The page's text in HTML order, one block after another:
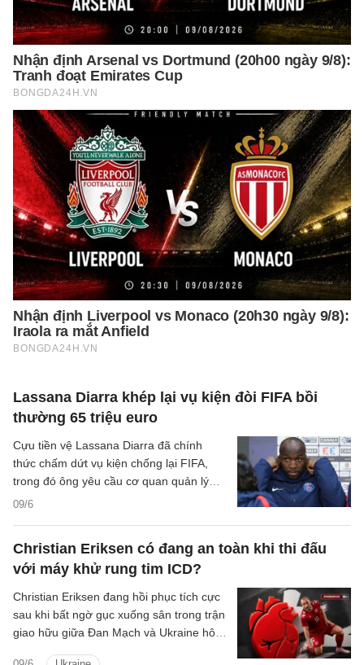
Lassana Diarra khép lại vụ kiện đòi FIFA bồi
thường 65 triệu euro
09/6
Cựu tiền vệ Lassana Diarra đã chính
thức chấm dứt vụ kiện chống lại FIFA,
trong đó ông yêu cầu cơ quan quản lý
bóng đá thế giới bồi thường 65 triệu
Christian Eriksen có đang an toàn khi thi đấu
với máy khử rung tim ICD?
Christian Eriksen đang hồi phục tích cực
sau khi bất ngờ gục xuống sân trong trận
giao hữu giữa Đan Mạch và Ukraine hôm